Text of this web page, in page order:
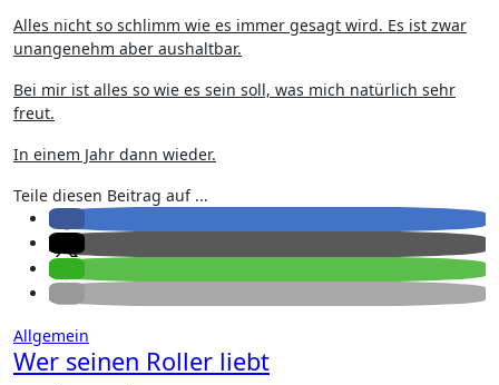
Alles nicht so schlimm wie es immer gesagt wird. Es ist zwar
unangenehm aber aushaltbar.
Bei mir ist alles so wie es sein soll, was mich natürlich sehr
freut.
In einem Jahr dann wieder.
Teile diesen Beitrag auf ...
Allgemein
Wer seinen Roller liebt